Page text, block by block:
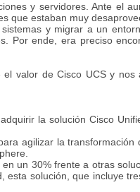
y servidores. Ante el
que estaban muy
y migrar a un
Por ende, era preciso
el valor de Cisco UCS y nos
la solución Cisco
agilizar la transformación
un 30% frente a otras
esta solución, que incluye